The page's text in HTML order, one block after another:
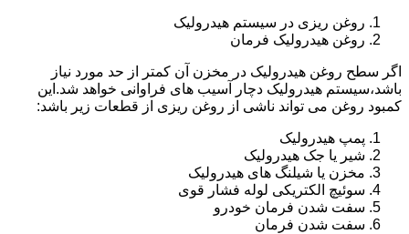
روغن ریزی در سیستم هیدرولیک
روغن هیدرولیک فرمان
اگر سطح روغن هیدرولیک در مخزن آن کمتر از حد مورد نیاز
باشد،سیستم هیدرولیک دچار آسیب های فراوانی خواهد شد.این
کمبود روغن می تواند ناشی از روغن ریزی از قطعات زیر باشد:
پمپ هیدرولیک
شیر یا جک هیدرولیک
مخزن یا شیلنگ های هیدرولیک
سوئیچ الکتریکی لوله فشار قوی
سفت شدن فرمان خودرو
سفت شدن فرمان